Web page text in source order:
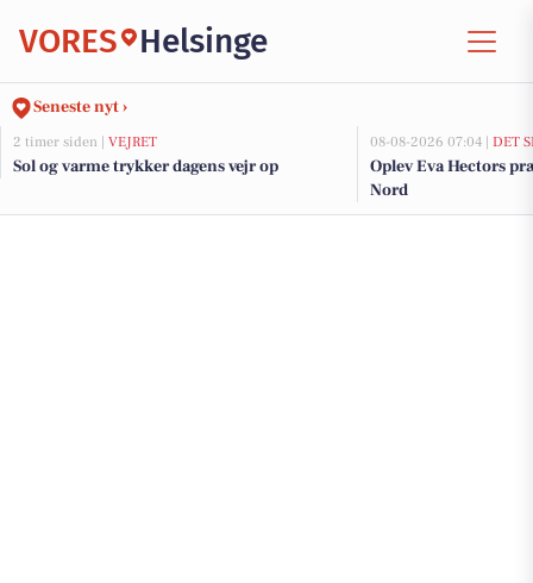
VORES Helsinge
Seneste nyt ›
2 timer siden | VEJRET
Sol og varme trykker dagens vejr op
08-08-2026 07:04 | DET
Oplev Eva Hectors
Nord